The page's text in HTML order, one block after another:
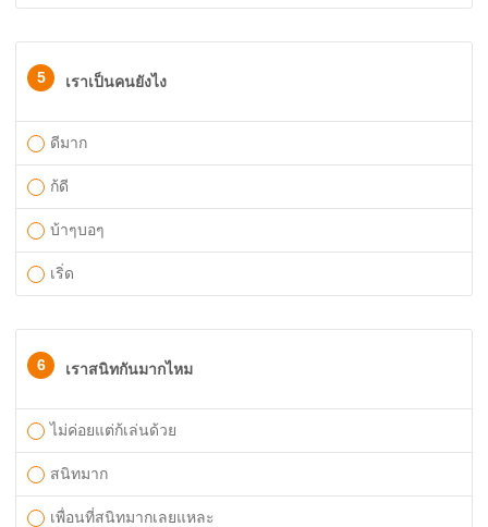
5 เราเป็นคนยังไง
ดีมาก
ก้ดี
บ้าๆบอๆ
เริ่ด
6 เราสนิทกันมากไหม
ไม่ค่อยแต่ก้เล่นด้วย
สนิทมาก
เพื่อนที่สนิทมากเลยแหละ